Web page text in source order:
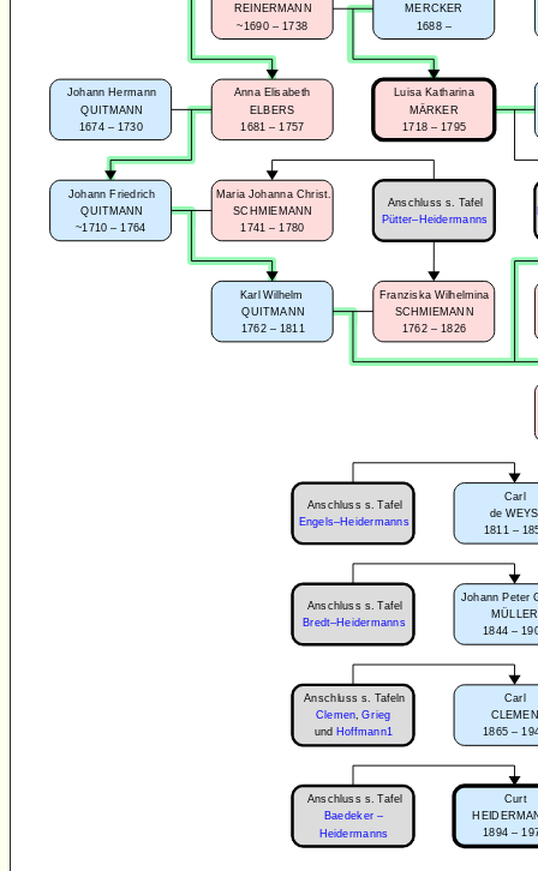
Luisa Katharina
MÄRKER
1718 – 1795
MERCKER
1688 –
REINERMANN
~1690 – 1738
Carl
de WEYS
1811 –
Johann Peter
MÜLLER
1844 –
Carl
CLEMEN
1865 –
Curt
1894 –
Anna Elisabeth
ELBERS
1681 – 1757
Johann Hermann
QUITMANN
1674 – 1730
Maria Johanna Christ.
SCHMIEMANN
1741 – 1780
Johann Friedrich
QUITMANN
~1710 – 1764
Karl Wilhelm
QUITMANN
1762 – 1811
Franziska Wilhelmina
SCHMIEMANN
1762 – 1826
Anschluss s. Tafel
Engels–Heidermanns
Anschluss s. Tafel
Bredt–Heidermanns
Anschluss s. Tafel
Pütter–Heidermanns
Anschluss s. Tafeln
Clemen,Grieg
und Hoffmann1
Anschluss s. Tafel
Baedeker –
Heidermanns